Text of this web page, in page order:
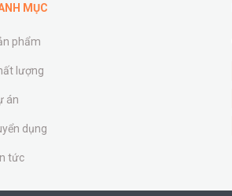
MỤC
phẩm
lượng
án
dụng
tức